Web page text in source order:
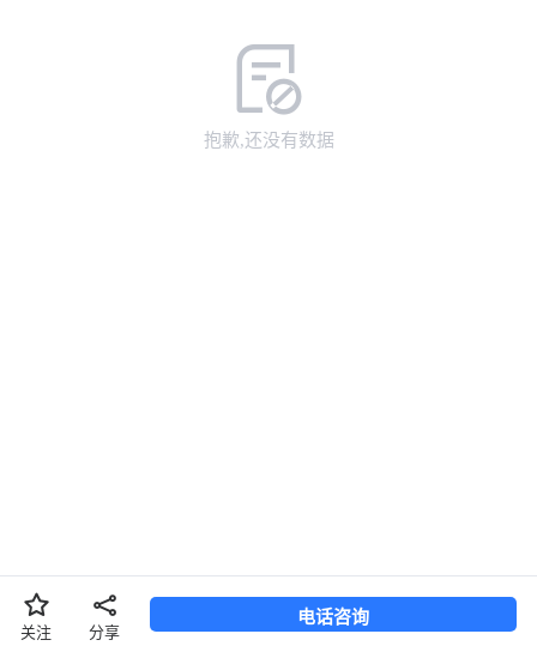
抱歉,还没有数据
关注 分享
电话咨询
长按二维码，识别添加联系TA